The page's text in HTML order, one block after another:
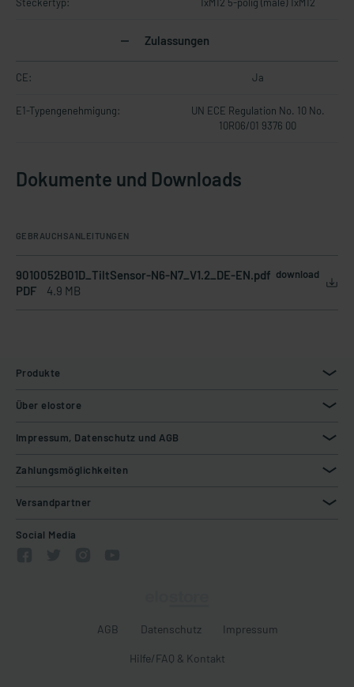
Zulassungen
CE: Ja
E1-Typengenehmigung:
UN ECE Regulation No. 10 No.
10R06/01 9376 00
Dokumente und Downloads
GEBRAUCHSANLEITUNGEN
9010052B01D_TiltSensor-N6-N7_V1.2_DE-EN.pdf
PDF
4.9 MB
download
Produkte
Über elostore
Impressum, Datenschutz und AGB
Zahlungsmöglichkeiten
Versandpartner
Social Media
AGB Datenschutz Impressum
Hilfe/FAQ & Kontakt